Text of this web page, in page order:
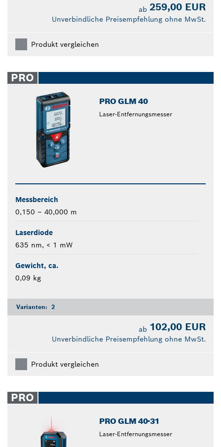
ab 259,00 EUR
Unverbindliche Preisempfehlung ohne MwSt.
Produkt vergleichen
PRO
PRO GLM 40
Laser-Entfernungsmesser
Messbereich
0,150 – 40,000 m
Laserdiode
635 nm, < 1 mW
Gewicht, ca.
0,09 kg
Varianten: 2
ab 102,00 EUR
Unverbindliche Preisempfehlung ohne MwSt.
Produkt vergleichen
PRO
PRO GLM 40-31
Laser-Entfernungsmesser